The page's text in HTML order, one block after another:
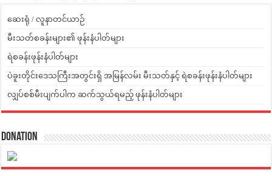
ဆေးရုံ / လူနာတင်ယာဉ်
မီးသတ်စခန်းများ၏ ဖုန်းနံပါတ်များ
ရဲစခန်းဖုန်းနံပါတ်များ
ပဲခူးတိုင်းဒေသကြီးအတွင်းရှိ အမြန်လမ်း မီးသတ်နှင့် ရဲစခန်းဖုန်းနံပါတ်များ
လျှပ်စစ်မီးပျက်ပါက ဆက်သွယ်ရမည့် ဖုန်းနံပါတ်များ
Donation